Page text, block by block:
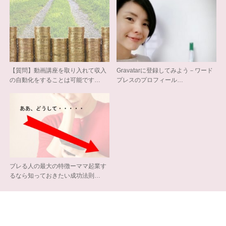
【質問】動画講座を取り入れて収入
の自動化をすることは可能です…
Gravatarに登録してみよう－ワード
プレスのプロフィール…
ブレる人の最大の特徴ーママ起業す
るなら知っておきたい成功法則…